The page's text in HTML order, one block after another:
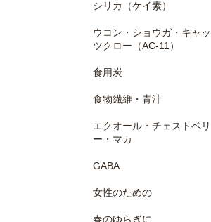
シリカ（ケイ素）
ウコン・ショウガ・キャッ
ツクロー（AC-11）
食用炭
食物繊維・青汁
エクオール・チェストベリ
ー・マカ
GABA
女性のための
春のゆらぎに